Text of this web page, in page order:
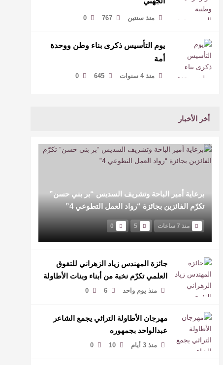
منذ سنتين 767
0
يوم التأسيس ذكرى بناء وطن ووحدة
أمة
منذ 4 سنوات 645
0
أخر الأخبار
برعاية أمير الباحة وتشريف السديس “بر بني حسن”
تكرّم الفائزين بجائزة “رواد العمل التطوعي 4”
منذ 7 ساعات 5
0
جائزة المهندس زياد الزهراني للتفوق
العلمي تكرّم نخبة من أبناء وبنات الأطاولة
منذ يوم واحد 6
0
مهرجان الأطاولة التراثي يجمع الشاعر
عبدالواحد بجمهوره
منذ 3 أيام 10
0